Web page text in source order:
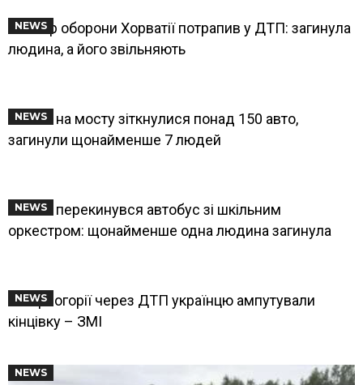
NEWS
Міністр оборони Хорватії потрапив у ДТП: загинула
людина, а його звільняють
NEWS
У США на мосту зіткнулися понад 150 авто,
загинули щонайменше 7 людей
NEWS
У США перекинувся автобус зі шкільним
оркестром: щонайменше одна людина загинула
NEWS
У Чорногорії через ДТП українцю ампутували
кінцівку – ЗМІ
NEWS